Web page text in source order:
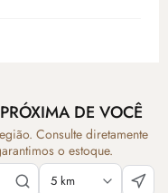
DE VOCÊ
Consulte diretamente
o estoque.